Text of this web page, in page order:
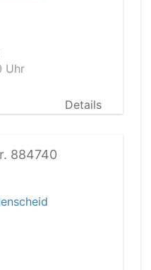
Uhr
Details
884740